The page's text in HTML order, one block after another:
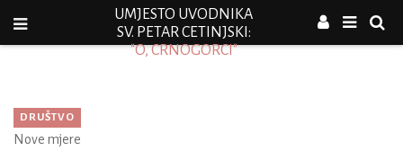
UMJESTO UVODNIKA
SV. PETAR CETINJSKI:
"O, CRNOGORCI"
DRUŠTVO
Nove mjere